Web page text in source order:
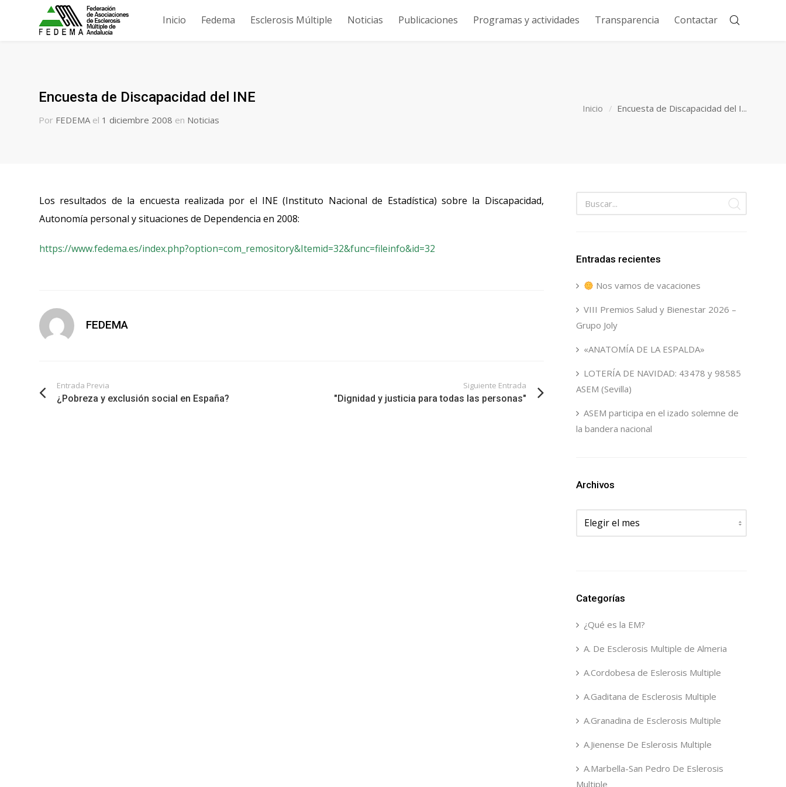
Inicio Fedema Esclerosis Múltiple Noticias Publicaciones Programas y actividades Transparencia Contactar
Encuesta de Discapacidad del INE
Por FEDEMA el 1 diciembre 2008 en Noticias
Inicio Encuesta de Discapacidad del I...
Los resultados de la encuesta realizada por el INE (Instituto Nacional de Estadística) sobre la Discapacidad,
Autonomía personal y situaciones de Dependencia en 2008:
https://www.fedema.es/index.php?option=com_remository&Itemid=32&func=fileinfo&id=32
FEDEMA
Entrada Previa
¿Pobreza y exclusión social en España?
Siguiente Entrada
"Dignidad y justicia para todas las personas"
Entradas recientes
Nos vamos de vacaciones
VIII Premios Salud y Bienestar 2026 –
Grupo Joly
«ANATOMÍA DE LA ESPALDA»
LOTERÍA DE NAVIDAD: 43478 y 98585
ASEM (Sevilla)
ASEM participa en el izado solemne de
la bandera nacional
Archivos
Archivos
Categorías
¿Qué es la EM?
A. De Esclerosis Multiple de Almeria
A.Cordobesa de Eslerosis Multiple
A.Gaditana de Esclerosis Multiple
A.Granadina de Esclerosis Multiple
A.Jienense De Eslerosis Multiple
A.Marbella-San Pedro De Eslerosis
Multiple